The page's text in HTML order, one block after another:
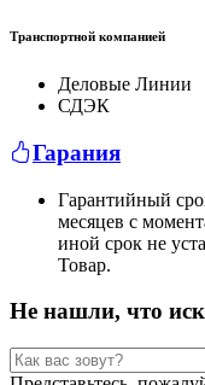
Транспортной компанией
Деловые Линии
СДЭК
Гарания
Гарантийный
месяцев с
иной срок не
Товар.
Не нашли, что